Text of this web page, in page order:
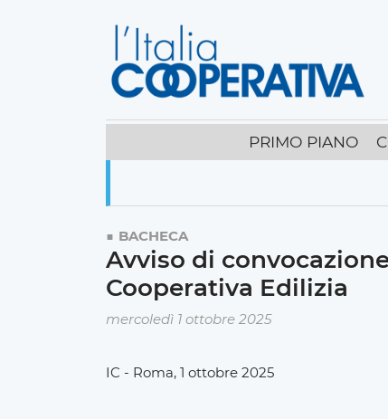
PRIMO PIANO
BACHECA
Avviso di
Cooperativa Edilizia
mercoledì 1 ottobre 2025
IC - Roma, 1 ottobre 2025